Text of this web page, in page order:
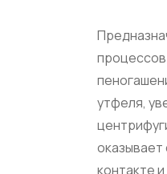
утфеля,
контакте